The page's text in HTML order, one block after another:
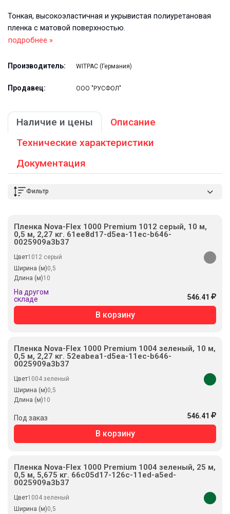
Тонкая, высокоэластичная и укрывистая полиуретановая
пленка с матовой поверхностью.
подробнее »
Производитель: WITPAC (Германия)
Продавец: ООО "РУСФОЛ"
Наличие и цены
Описание
Технические характеристики
Документация
Фильтр
Пленка Nova-Flex 1000 Premium 1012 серый, 10 м,
0,5 м, 2,27 кг. 61ee8d17-d5ea-11ec-b646-
0025909a3b37
Цвет1012 серый
Ширина (м)0,5
Длина (м)10
На другом
складе
546.41
В корзину
Пленка Nova-Flex 1000 Premium 1004 зеленый, 10 м,
0,5 м, 2,27 кг. 52eabea1-d5ea-11ec-b646-
0025909a3b37
Цвет1004 зеленый
Ширина (м)0,5
Длина (м)10
Под заказ 546.41
В корзину
Пленка Nova-Flex 1000 Premium 1004 зеленый, 25 м,
0,5 м, 5,675 кг. 66c05d17-126c-11ed-a5ed-
0025909a3b37
Цвет1004 зеленый
Ширина (м)0,5